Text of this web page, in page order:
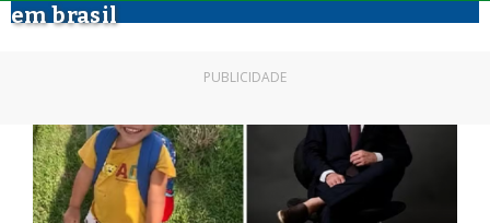
em brasil
PUBLICIDADE